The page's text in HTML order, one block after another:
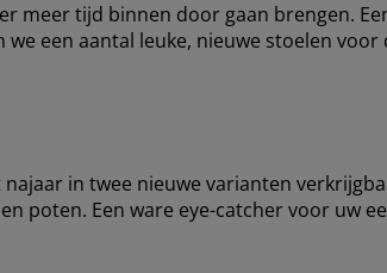
meer tijd binnen door gaan brengen.
een aantal leuke, nieuwe stoelen
najaar in twee nieuwe varianten
poten. Een ware eye-catcher voor uw